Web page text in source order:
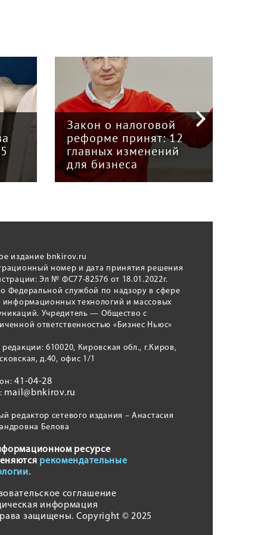
Закон о налоговой
реформе принят: 12
главных изменений
для бизнеса
издание bnkirov.ru
номер и дата принятия решения
Эл № ФС77-82576 от 18.01.2022г.
Федеральной службой по надзору в сфере
информационных технологий и массовых
Учредитель — Общество с
ответственностью «Бизнес Ньюс»
редакции: 610020, Кировская обл., г.Киров,
д.40, офис 1/1
41-04-28
mail@bnkirov.ru
редактор сетевого издания – Анастасия
Белова
ресурсе
рекомендательные
соглашение
информация
защищены. Copyright © 2025